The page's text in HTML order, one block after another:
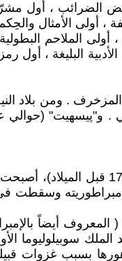
الضرائب ، أول مشرّع
أولى الأمثال
، أولى الملاحم
البليغة ، أول
. ومن بلاد
سقط السومريون ضحيةً لغزوات العيلاميين و الآموريين، الذين
وسقطت في
. وقد تسارع تدهورها